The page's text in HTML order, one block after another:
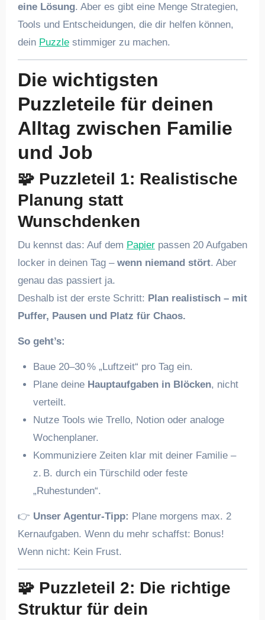
eine Lösung. Aber es gibt eine Menge Strategien,
Tools und Entscheidungen, die dir helfen können,
dein Puzzlestimmiger zu machen.
Die wichtigsten
Puzzleteile für deinen
Alltag zwischen Familie
und Job
🧩 Puzzleteil 1: Realistische
Planung statt
Wunschdenken
Du kennst das: Auf dem Papierpassen 20 Aufgaben
locker in deinen Tag – wenn niemand stört. Aber
genau das passiert ja.
Deshalb ist der erste Schritt: Plan realistisch – mit
Puffer, Pausen und Platz für Chaos.
So geht’s:
Baue 20–30 % „Luftzeit“ pro Tag ein.
Plane deine Hauptaufgaben in Blöcken, nicht
verteilt.
Nutze Tools wie Trello, Notion oder analoge
Wochenplaner.
Kommuniziere Zeiten klar mit deiner Familie –
z. B. durch ein Türschild oder feste
„Ruhestunden“.
👉 Unser Agentur-Tipp: Plane morgens max. 2
Kernaufgaben. Wenn du mehr schaffst: Bonus!
Wenn nicht: Kein Frust.
🧩 Puzzleteil 2: Die richtige
Struktur für dein